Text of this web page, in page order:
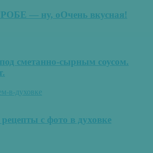
— ну, оОчень вкусная!
сметанно-сырным соусом.
с фото в духовке